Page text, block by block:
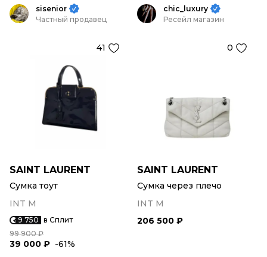
sisenior
Частный продавец
41
SAINT LAURENT
Сумка тоут
INT M
9 750 в Сплит
99 900 ₽
39 000 ₽ -61%
chic_luxury
Ресейл магазин
0
SAINT LAURENT
Сумка через плечо
INT M
206 500 ₽